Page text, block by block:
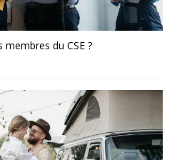
du CSE ?